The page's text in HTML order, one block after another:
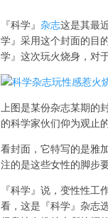
『科学』 杂志这是其最
学』采用这个封面的目
学』这次玩火烧身，对
上图是某份杂志某期
的科学家伙们仰为观止
看封面，它特写的是雅
注的是这些女性的脚步
『科学』说，变性性工
看，这是『科学』杂志